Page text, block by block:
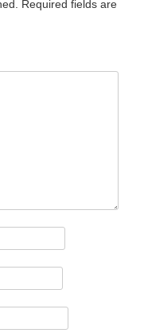
Required fields are